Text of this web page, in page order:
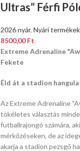
Ultras” Férfi
2026 nyár, Nyári termékek
8500,00Ft
Extreme Adrenaline
Fekete
Éld át a stadion
Az Extreme Adrenaline
tökéletes választás
futballrajongó számára,
mérkőzéseken, de az
akarja a stadion pezsgő